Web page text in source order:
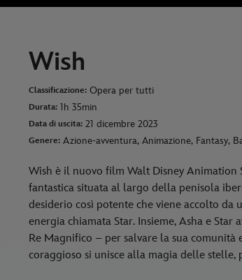
Wish
Classificazione: Opera per tutti
Durata: 1h 35min
Data di uscita: 21 dicembre 2023
Genere: Azione-avventura, Animazione, Fantasy,
Wish è il nuovo film Walt Disney Animation
fantastica situata al largo della penisola
desiderio così potente che viene accolto da
energia chiamata Star. Insieme, Asha e
Re Magnifico – per salvare la sua
coraggioso si unisce alla magia delle stelle,